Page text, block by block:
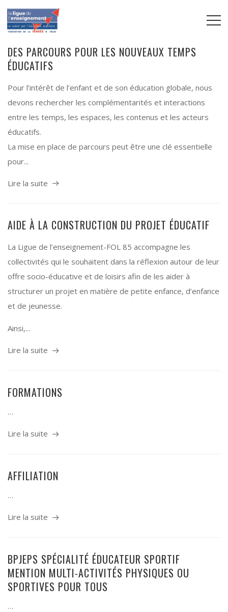
DES PARCOURS POUR LES NOUVEAUX TEMPS
ÉDUCATIFS
Pour l’intérêt de l’enfant et de son éducation globale, nous
devons rechercher les complémentarités et interactions
entre les temps, les espaces, les contenus et les acteurs
éducatifs.
La mise en place de parcours peut être une clé essentielle
pour...
Lire la suite
AIDE À LA CONSTRUCTION DU PROJET ÉDUCATIF
La Ligue de l’enseignement-FOL 85 accompagne les
collectivités qui le souhaitent dans la réflexion autour de leur
offre socio-éducative et de loisirs afin de les aider à
structurer un projet en matière de petite enfance, d’enfance
et de jeunesse.
Ainsi,...
Lire la suite
FORMATIONS
…
Lire la suite
AFFILIATION
…
Lire la suite
BPJEPS SPÉCIALITÉ ÉDUCATEUR SPORTIF
MENTION MULTI-ACTIVITÉS PHYSIQUES OU
SPORTIVES POUR TOUS
…